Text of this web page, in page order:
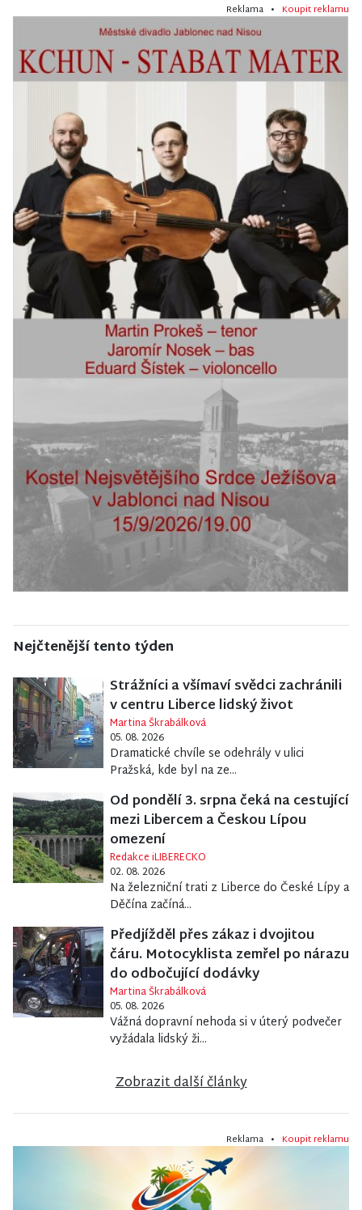
Reklama • Koupit reklamu
Nejčtenější tento týden
Strážníci a všímaví svědci zachránili
v centru Liberce lidský život
Martina Škrabálková
05. 08. 2026
Dramatické chvíle se odehrály v ulici
Pražská, kde byl na ze...
Od pondělí 3. srpna čeká na cestující
mezi Libercem a Českou Lípou
omezení
Redakce iLIBERECKO
02. 08. 2026
Na železniční trati z Liberce do České Lípy a
Děčína začíná...
Předjížděl přes zákaz i dvojitou
čáru. Motocyklista zemřel po nárazu
do odbočující dodávky
Martina Škrabálková
05. 08. 2026
Vážná dopravní nehoda si v úterý podvečer
vyžádala lidský ži...
Zobrazit další články
Reklama • Koupit reklamu